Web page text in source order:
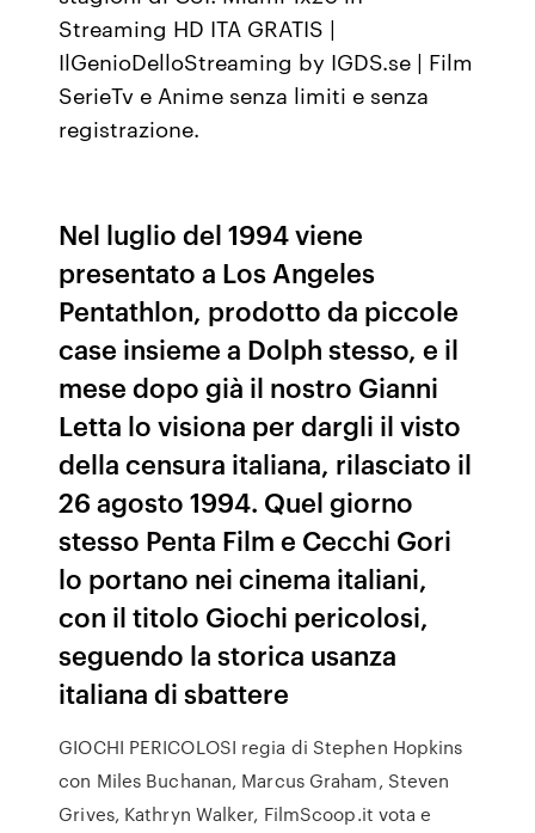
Streaming HD ITA GRATIS |
IlGenioDelloStreaming by IGDS.se | Film
SerieTv e Anime senza limiti e senza
registrazione.
Nel luglio del 1994 viene
presentato a Los Angeles
Pentathlon, prodotto da piccole
case insieme a Dolph stesso, e il
mese dopo già il nostro Gianni
Letta lo visiona per dargli il visto
della censura italiana, rilasciato il
26 agosto 1994. Quel giorno
stesso Penta Film e Cecchi Gori
lo portano nei cinema italiani,
con il titolo Giochi pericolosi,
seguendo la storica usanza
italiana di sbattere
GIOCHI PERICOLOSI regia di Stephen Hopkins
con Miles Buchanan, Marcus Graham, Steven
Grives, Kathryn Walker, FilmScoop.it vota e